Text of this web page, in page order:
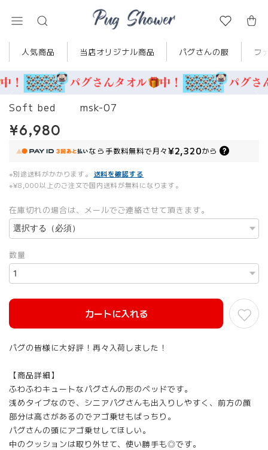
人気商品 当店オリジナル商品 パグさんの服 フ
Soft bed msk-07
¥6,980
なら 手数料無料で月々¥2,320から
※別途送料がかかります。
送料を確認する
※¥8,000以上のご注文で国内送料が無料になります。
在庫切れの場合は、メールでご連絡させて頂きます。
数量
カートに入れる
パグの皆様に大好評！再々入荷しました！
【商品詳細】
ふわふわキュートなパグさんの形のベッドです。
浅めタイプなので、シニアパグさんも出入りしやすく、前方の顔
部分は高さがあるのでアゴ乗せもばっちり。
パグさんの頭にアゴ乗せしてほしい。
中のクッションは取り外せて、使い勝手も◎です。